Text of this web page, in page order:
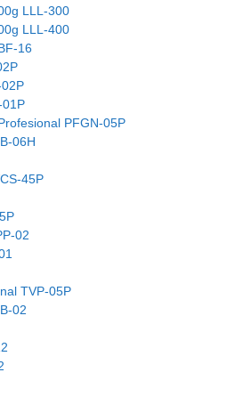
LLL-300
LLL-400
16
PFGN-05P
06H
45P
02
TVP-05P
02